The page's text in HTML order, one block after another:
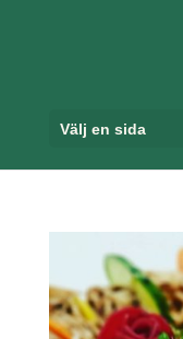
Välj en sida